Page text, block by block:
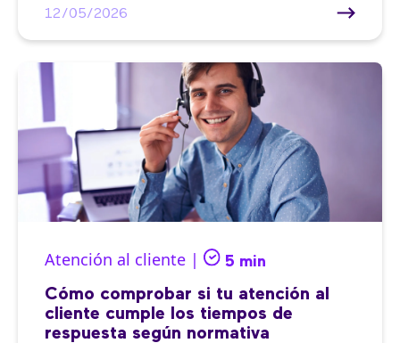
12/05/2026
Atención al cliente | 5 min
Cómo comprobar si tu atención al
cliente cumple los tiempos de
respuesta según normativa